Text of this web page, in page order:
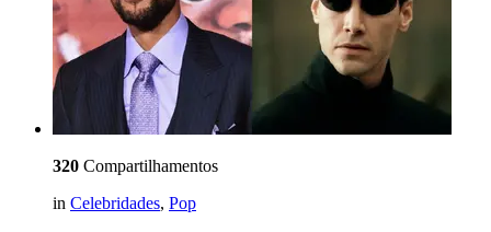
320 Compartilhamentos
in Celebridades, Pop